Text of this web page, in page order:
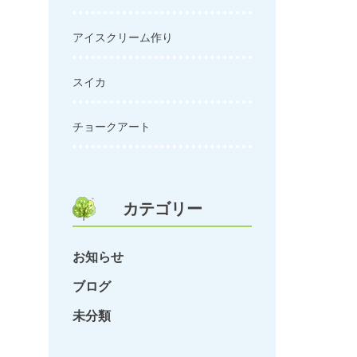
アイスクリーム作り
スイカ
チョークアート
カテゴリー
お知らせ
ブログ
未分類